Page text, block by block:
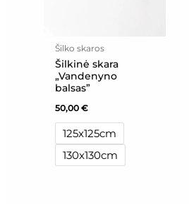
Šilko skaros
Šilkinė skara
„Vandenyno
balsas”
50,00€
125x125cm
130x130cm